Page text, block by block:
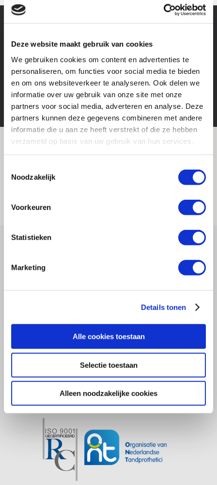
Deze website maakt gebruik van cookies
We gebruiken cookies om content en advertenties te
personaliseren, om functies voor social media te bieden
en om ons websiteverkeer te analyseren. Ook delen we
informatie over uw gebruik van onze site met onze
partners voor social media, adverteren en analyse. Deze
partners kunnen deze gegevens combineren met andere
informatie die u aan ze heeft verstrekt of die ze hebben
verzameld op basis van uw gebruik van hun services.
Noodzakelijk
Voorkeuren
Statistieken
Marketing
Details tonen
Alle cookies toestaan
Selectie toestaan
Alleen noodzakelijke cookies
Next Post
Kranten artikel ’t Zand in zicht.
Kom langs voor een gratis kunstgebit
AANGESLOTEN BIJ